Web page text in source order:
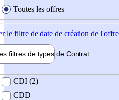
Toutes les offres
le filtre de date de création de l'offre
filtres de types de Contrat
contrat
CDI (2)
CDD